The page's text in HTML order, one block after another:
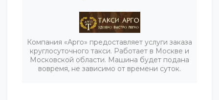
Компания «Арго» предоставляет услуги заказа
круглосуточного такси. Работает в Москве и
Московской области. Машина будет подана
вовремя, не зависимо от времени суток.